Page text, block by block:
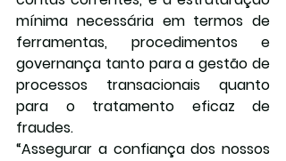
mínima necessária em termos de
ferramentas, procedimentos e
governança tanto para a gestão de
processos transacionais quanto
para o tratamento eficaz de
fraudes.
“Assegurar a confiança dos nossos